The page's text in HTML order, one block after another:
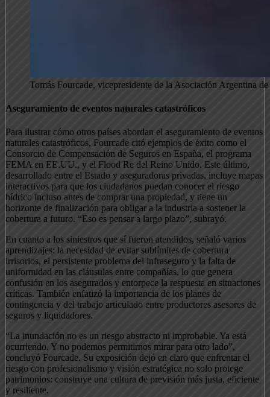
Tomás Fourcade, vicepresidente de la Asociación Argentina
Aseguramiento de eventos naturales catastróficos
Para ilustrar cómo otros países abordan el aseguramiento de eventos
naturales catastróficos, Fourcade citó ejemplos de éxito como el
Consorcio de Compensación de Seguros en España, el programa
FEMA en EE.UU., y el Flood Re del Reino Unido. Este último,
desarrollado entre el Estado y aseguradoras privadas, incluye mapas
interactivos para que los ciudadanos puedan conocer el riesgo
hídrico incluso antes de comprar una propiedad, y tiene un
horizonte de finalización para obligar a la industria a sostener la
cobertura a futuro. “Eso es pensar a largo plazo”, subrayó.
En cuanto a los siniestros que sí fueron atendidos, señaló varios
aprendizajes: la necesidad de evitar sublímites de cobertura
irrisorios, el persistente problema del infraseguro y la falta de
uniformidad en las cláusulas entre compañías, lo que genera
confusión en los asegurados y entorpece la respuesta en situaciones
críticas. También enfatizó la importancia de los planes de
contingencia y del trabajo articulado entre productores asesores de
seguros y liquidadores.
“La inundación no es un riesgo abstracto ni improbable. Ya está
ocurriendo. Y no podemos permitirnos mirar para otro lado”,
concluyó Fourcade. Su exposición dejó en claro que enfrentar el
riesgo con profesionalismo y visión estratégica no solo protege
patrimonios: construye una cultura de previsión más justa, eficiente
y resiliente.